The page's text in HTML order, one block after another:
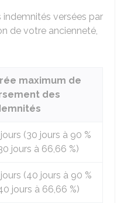
versées par
de votre ancienneté,
maximum de
des
(30 jours à 90 %
jours à 66,66 %)
(40 jours à 90 %
jours à 66,66 %)